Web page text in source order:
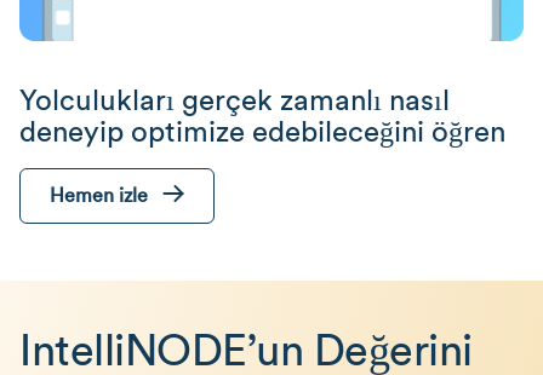
Yolculukları gerçek zamanlı nasıl
deneyip optimize edebileceğini öğren
Hemen izle
IntelliNODE’un Değerini